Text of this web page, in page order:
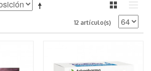
12 artículo(s)